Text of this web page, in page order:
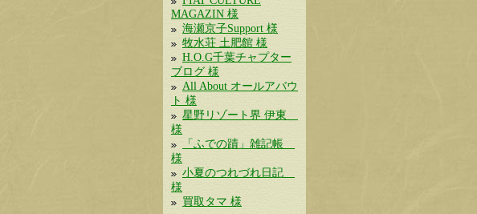
MAGAZIN 様
海瀬京子Support 様
牧水荘 土肥館 様
H.O.G千葉チャプター
ブログ 様
All About オールアバウ
ト 様
星野リゾート界 伊東
様
「ふでの蹟」雑記帳
様
小夏のつれづれ日記
様
買取タマ 様